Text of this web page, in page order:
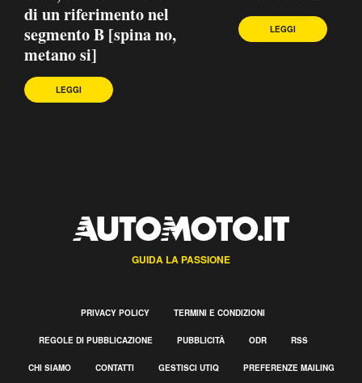
di un riferimento nel
segmento B [spina no,
metano si]
LEGGI
LEGGI
GUIDA LA PASSIONE
PRIVACY POLICY TERMINI E CONDIZIONI
REGOLE DI PUBBLICAZIONE PUBBLICITÀ ODR RSS
CHI SIAMO CONTATTI GESTISCI UTIQ PREFERENZE MAILING